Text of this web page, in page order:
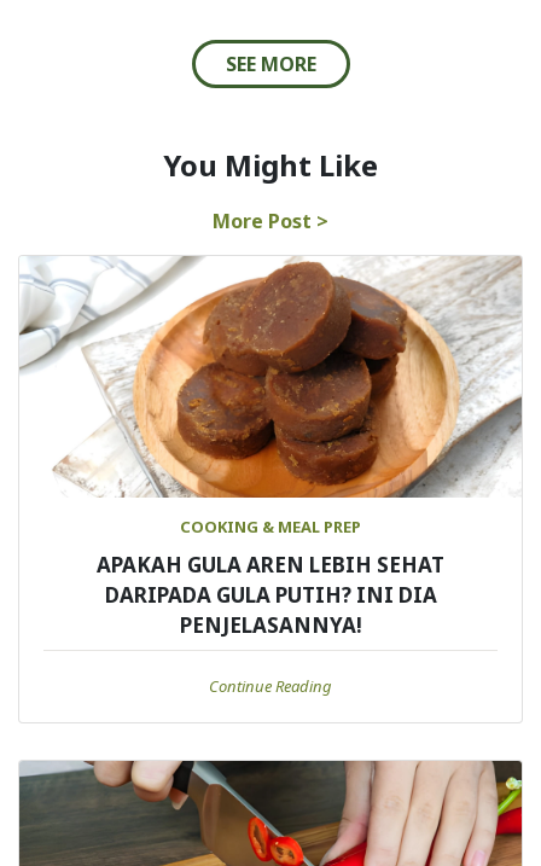
SEE MORE
You Might Like
More Post >
COOKING & MEAL PREP
APAKAH GULA AREN LEBIH SEHAT
DARIPADA GULA PUTIH? INI DIA
PENJELASANNYA!
Continue Reading